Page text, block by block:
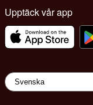
Upptäck vår app